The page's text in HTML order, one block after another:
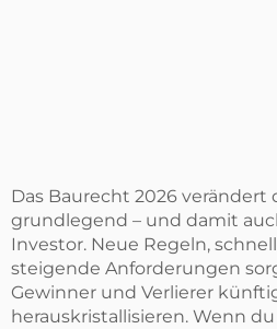
Das Baurecht 2026
grundlegend – und damit
Investor. Neue Regeln,
steigende Anforderungen
Gewinner und Verlierer
herauskristallisieren. Wenn